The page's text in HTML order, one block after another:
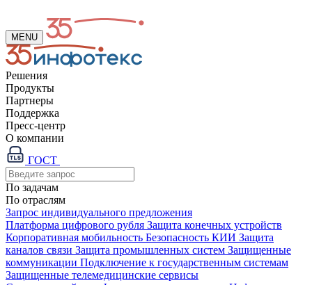
MENU
Решения
Продукты
Партнеры
Поддержка
Пресс-центр
О компании
ГОСТ
По задачам
По отраслям
Запрос индивидуального предложения
Платформа цифрового рубля Защита конечных устройств
Корпоративная мобильность Безопасность КИИ Защита
каналов связи Защита промышленных систем Защищенные
коммуникации Подключение к государственным системам
Защищенные телемедицинские сервисы